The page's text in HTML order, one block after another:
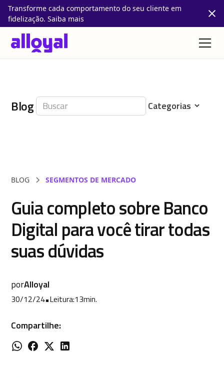
Transforme cada comportamento do seu cliente em
fidelização. Saiba mais
Blog
BLOG SEGMENTOS DE MERCADO
Guia completo sobre Banco
Digital para você tirar todas
suas dúvidas
porAlloyal
30/12/24•Leitura:13min.
Compartilhe: